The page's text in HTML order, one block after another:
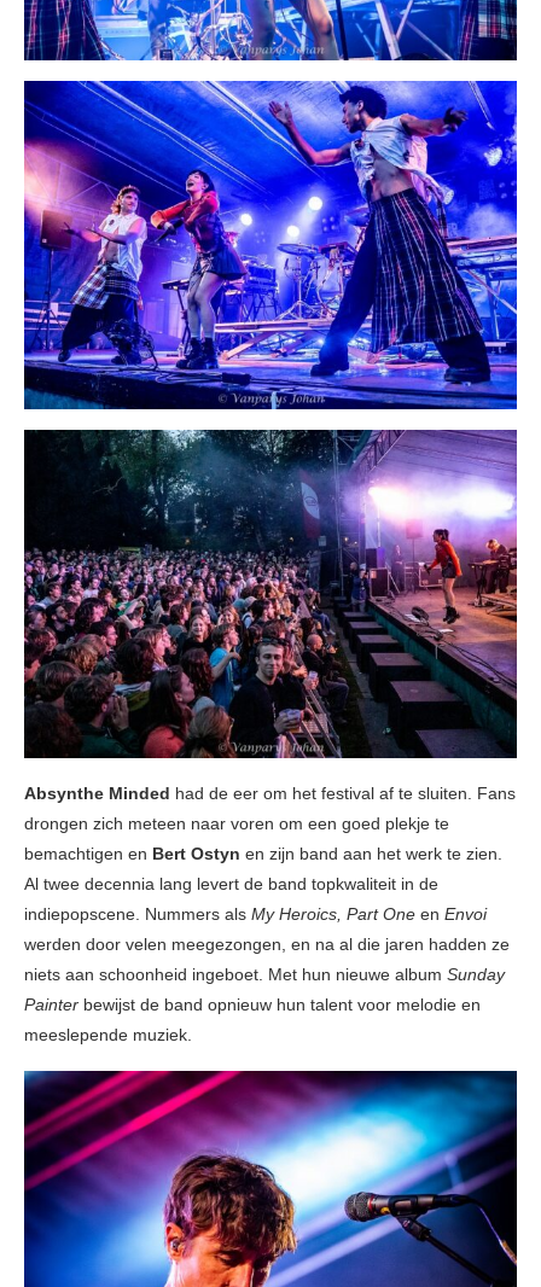
Absynthe Minded had de eer om het festival af te sluiten. Fans
drongen zich meteen naar voren om een goed plekje te
bemachtigen en Bert Ostyn en zijn band aan het werk te zien.
Al twee decennia lang levert de band topkwaliteit in de
indiepopscene. Nummers als My Heroics, Part One en Envoi
werden door velen meegezongen, en na al die jaren hadden ze
niets aan schoonheid ingeboet. Met hun nieuwe album Sunday
Painter bewijst de band opnieuw hun talent voor melodie en
meeslepende muziek.